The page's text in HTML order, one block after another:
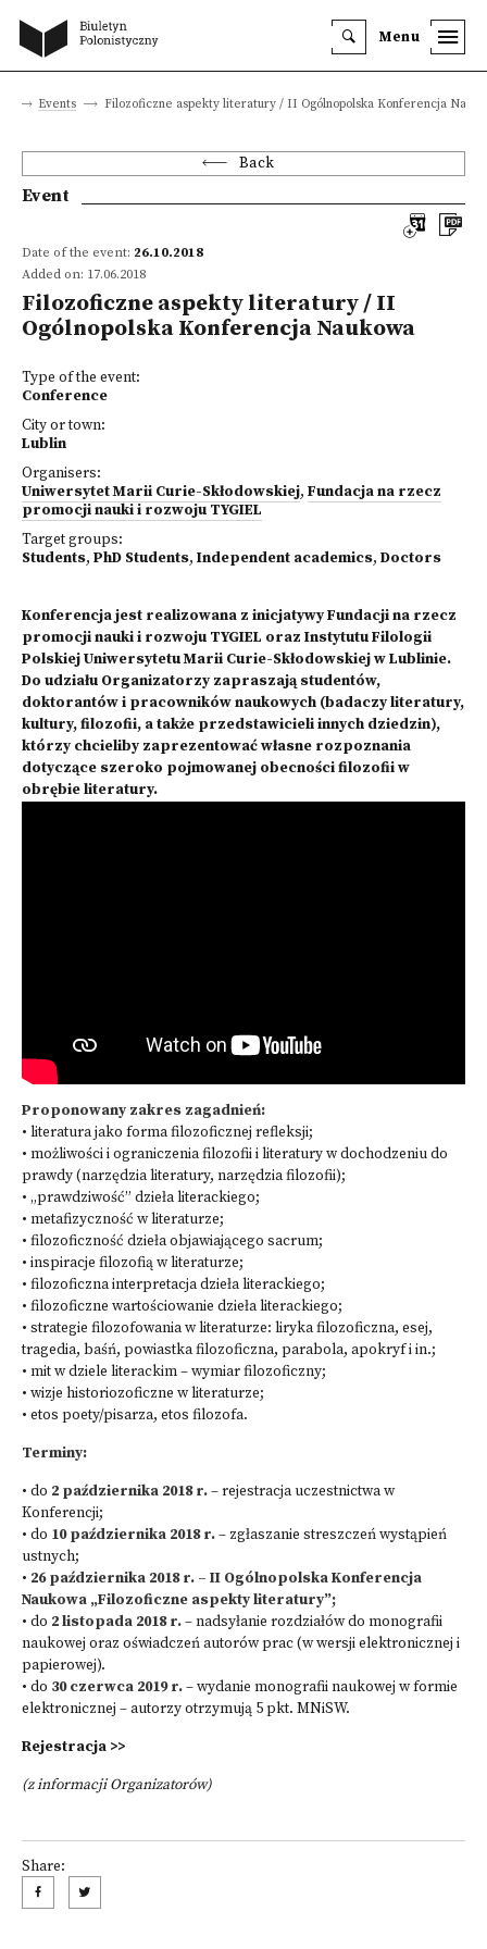
Menu
Events Filozoficzne aspekty literatury / II Ogólnopolska Konferencja
Back
Event
Date of the event: 26.10.2018
Added on: 17.06.2018
Filozoficzne aspekty literatury / II
Ogólnopolska Konferencja Naukowa
Type of the event:
Conference
City or town:
Lublin
Organisers:
Uniwersytet Marii Curie-Skłodowskiej, Fundacja na rzecz
promocji nauki i rozwoju TYGIEL
Target groups:
Students, PhD Students, Independent academics, Doctors
Konferencjajest realizowana z inicjatywy Fundacji na rzecz
promocji nauki i rozwoju TYGIEL oraz Instytutu Filologii
Polskiej Uniwersytetu Marii Curie-Skłodowskiej w Lublinie.
Do udziału Organizatorzy zapraszają studentów,
doktorantów i pracowników naukowych (badaczy literatury,
kultury, filozofii, a także przedstawicieli innych dziedzin),
którzy chcieliby zaprezentować własne rozpoznania
dotyczące szeroko pojmowanej obecności filozofii w
obrębie literatury.
Proponowany zakres zagadnień:
• literatura jako forma filozoficznej refleksji;
• możliwości i ograniczenia filozofii i literatury w dochodzeniu do
prawdy (narzędzia literatury, narzędzia filozofii);
• „prawdziwość” dzieła literackiego;
• metafizyczność w literaturze;
• filozoficzność dzieła objawiającego sacrum;
• inspiracje filozofią w literaturze;
• filozoficzna interpretacja dzieła literackiego;
• filozoficzne wartościowanie dzieła literackiego;
• strategie filozofowania w literaturze: liryka filozoficzna, esej,
tragedia, baśń, powiastka filozoficzna, parabola, apokryf i in.;
• mit w dziele literackim – wymiar filozoficzny;
• wizje historiozoficzne w literaturze;
• etos poety/pisarza, etos filozofa.
Terminy:
• do 2 października 2018 r.– rejestracja uczestnictwa w
Konferencji;
• do 10 października 2018 r.– zgłaszanie streszczeń wystąpień
ustnych;
• 26 października 2018 r. – II Ogólnopolska Konferencja
Naukowa „Filozoficzne aspekty literatury”;
• do 2 listopada 2018 r.– nadsyłanie rozdziałów do monografii
naukowej oraz oświadczeń autorów prac (w wersji elektronicznej i
papierowej).
• do 30 czerwca 2019 r.– wydanie monografii naukowej w formie
elektronicznej – autorzy otrzymują 5 pkt. MNiSW.
Rejestracja >>
(z informacji Organizatorów)
Share: